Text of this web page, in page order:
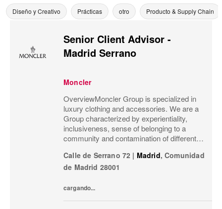
Diseño y Creativo Prácticas otro Producto & Supply Chain
Senior Client Advisor -
Madrid Serrano
Moncler
OverviewMoncler Group is specialized in
luxury clothing and accessories. We are a
Group characterized by experientiality,
inclusiveness, sense of belonging to a
community and contamination of different
Moncler’s social channels not only
communicate our...
Calle de Serrano 72 | Madrid,Comunidad
de Madrid 28001
cargando...